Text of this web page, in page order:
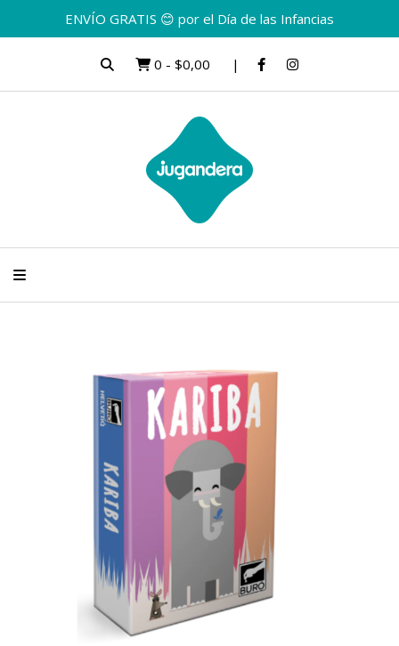
ENVÍO GRATIS 😊 por el Día de las Infancias
0 - $0,00